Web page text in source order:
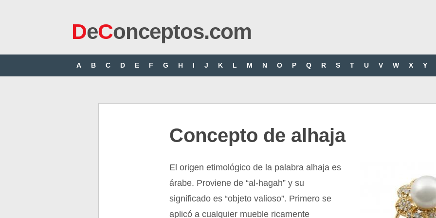
DeConceptos.com
A B C D E F G H I J K L M N O P Q R S T U V W X Y
Concepto de alhaja
El origen etimológico de la palabra alhaja es
árabe. Proviene de “al-hagah” y su
significado es “objeto valioso”. Primero se
aplicó a cualquier mueble ricamente